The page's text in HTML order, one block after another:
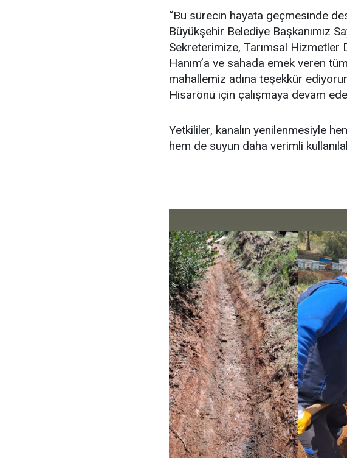
“Bu sürecin hayata geçmesinde
Büyükşehir Belediye Başkanımız
Sekreterimize, Tarımsal Hizmetler
Hanım’a ve sahada emek veren
mahallemiz adına teşekkür
Hisarönü için çalışmaya devam
Yetkililer, kanalın yenilenmesiyle
hem de suyun daha verimli